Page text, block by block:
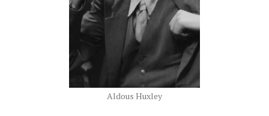
Aldous Huxley